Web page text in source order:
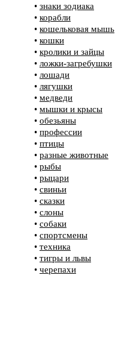
• знаки зодиака
• корабли
• кошельковая мышь
• кошки
• кролики и зайцы
• ложки-загребушки
• лошади
• лягушки
• медведи
• мышки и крысы
• обезьяны
• профессии
• птицы
• разные животные
• рыбы
• рыцари
• свиньи
• сказки
• слоны
• собаки
• спортсмены
• техника
• тигры и львы
• черепахи